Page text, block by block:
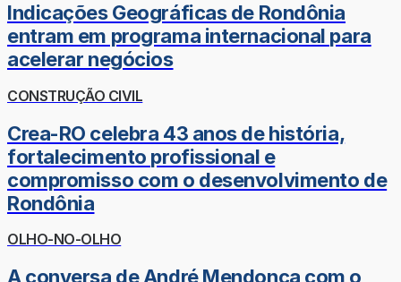
Indicações Geográficas de Rondônia
entram em programa internacional para
acelerar negócios
CONSTRUÇÃO CIVIL
Crea-RO celebra 43 anos de história,
fortalecimento profissional e
compromisso com o desenvolvimento de
Rondônia
OLHO-NO-OLHO
A conversa de André Mendonça com o